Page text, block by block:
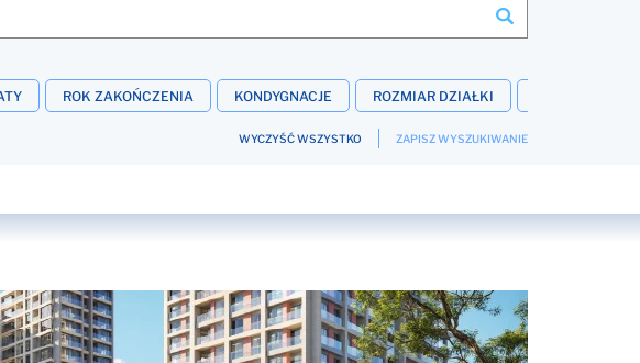
ROK ZAKOŃCZENIA KONDYGNACJE ROZMIAR DZIAŁKI
WYCZYŚĆ WSZYSTKO ZAPISZ WYSZUKIWANIE